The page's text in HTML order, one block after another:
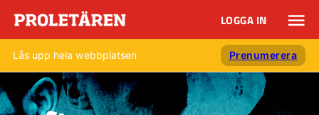
LOGGA IN
Lås upp hela webbplatsen Prenumerera